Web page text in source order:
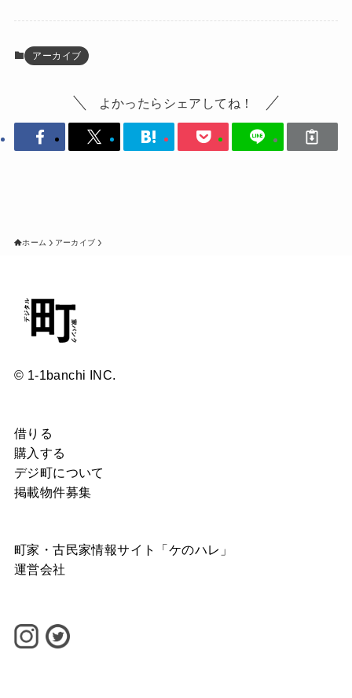
アーカイブ
よかったらシェアしてね！
ホーム アーカイブ
© 1-1banchi INC.
借りる
購入する
デジ町について
掲載物件募集
町家・古民家情報サイト「ケのハレ」
運営会社